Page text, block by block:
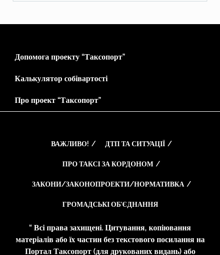
Допомога проекту “Таксопорт”
Калькулятор собівартості
Про проект “Таксопорт”
ВАЖЛИВО! ДТП ТА СИТУАЦІЇ
ПРО ТАКСІ ЗА КОРДОНОМ
ЗАКОНИ/ЗАКОНОПРОЕКТИ/НОРМАТИВКА
ГРОМАДСЬКІ ОБ’ЄДНАННЯ
“ Всі права захищені. Цитування, копіювання
матеріалів або їх частин без текстового посилання на
Портал Таксопорт (для друкованих видань) або